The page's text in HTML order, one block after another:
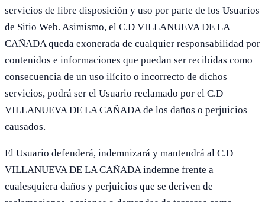
servicios de libre disposición y uso por parte de los Usuarios
de Sitio Web. Asimismo, el C.D VILLANUEVA DE LA
CAÑADA queda exonerada de cualquier responsabilidad por
contenidos e informaciones que puedan ser recibidas como
consecuencia de un uso ilícito o incorrecto de dichos
servicios, podrá ser el Usuario reclamado por el C.D
VILLANUEVA DE LA CAÑADA de los daños o perjuicios
causados.
El Usuario defenderá, indemnizará y mantendrá al C.D
VILLANUEVA DE LA CAÑADA indemne frente a
cualesquiera daños y perjuicios que se deriven de